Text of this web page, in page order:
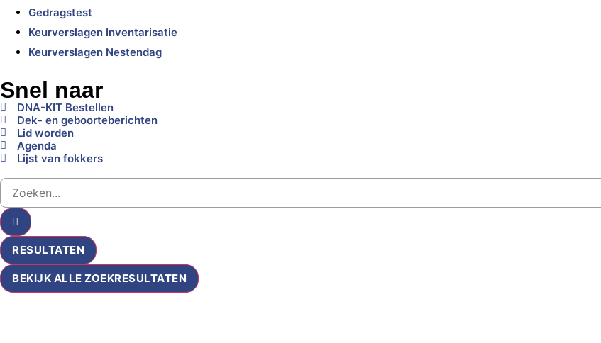
Gedragstest
Keurverslagen Inventarisatie
Keurverslagen Nestendag
Snel naar
DNA-KIT Bestellen
Dek- en geboorteberichten
Lid worden
Agenda
Lijst van fokkers
RESULTATEN
BEKIJK ALLE ZOEKRESULTATEN